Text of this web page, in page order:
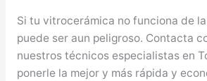
Si tu vitrocerámica no funciona de
puede ser aun peligroso. Contacta
nuestros técnicos especialistas en
ponerle la mejor y más rápida y